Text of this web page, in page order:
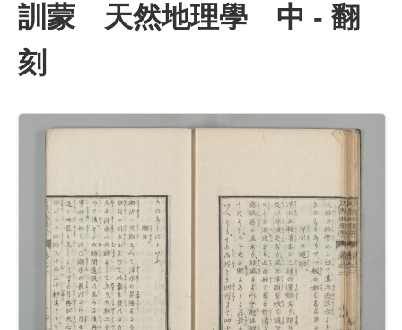
訓蒙 天然地理學 中 - 翻
刻